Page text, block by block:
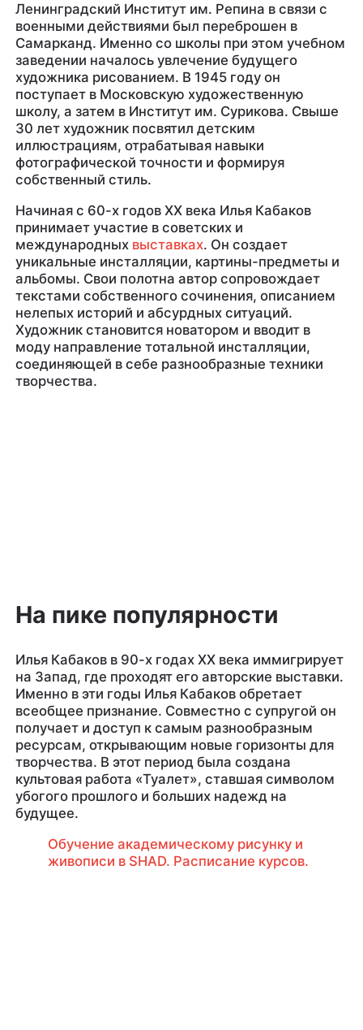
Ленинградский Институт им. Репина в связи с
военными действиями был переброшен в
Самарканд. Именно со школы при этом учебном
заведении началось увлечение будущего
художника рисованием. В 1945 году он
поступает в Московскую художественную
школу, а затем в Институт им. Сурикова. Свыше
30 лет художник посвятил детским
иллюстрациям, отрабатывая навыки
фотографической точности и формируя
собственный стиль.
Начиная с 60-х годов XX века Илья Кабаков
принимает участие в советских и
международных выставках. Он создает
уникальные инсталляции, картины-предметы и
альбомы. Свои полотна автор сопровождает
текстами собственного сочинения, описанием
нелепых историй и абсурдных ситуаций.
Художник становится новатором и вводит в
моду направление тотальной инсталляции,
соединяющей в себе разнообразные техники
творчества.
На пике популярности
Илья Кабаков в 90-х годах XX века иммигрирует
на Запад, где проходят его авторские выставки.
Именно в эти годы Илья Кабаков обретает
всеобщее признание. Совместно с супругой он
получает и доступ к самым разнообразным
ресурсам, открывающим новые горизонты для
творчества. В этот период была создана
культовая работа «Туалет», ставшая символом
убогого прошлого и больших надежд на
будущее.
Обучение академическому рисунку и
живописи в SHAD. Расписание курсов.